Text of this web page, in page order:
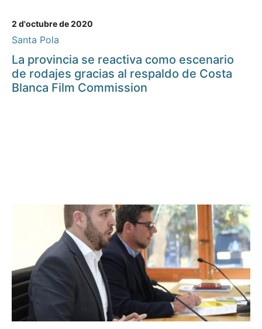
2 d'octubre de 2020
Santa Pola
La provincia se reactiva como escenario
de rodajes gracias al respaldo de Costa
Blanca Film Commission